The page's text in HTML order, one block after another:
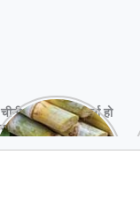
चीनी को कर दें ना, वर्ना हो
सकता है बहुत बड़ा नुक्सान